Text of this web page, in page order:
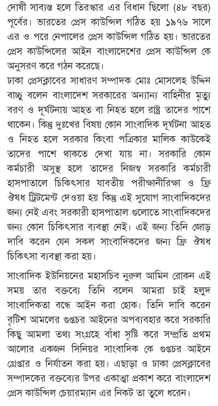
দোষী সাব্যস্ত হলে তিরস্কার এর বিধান ছিলো (৪৮ বছর)
পূর্বের। ভারতের প্রেস কাউন্সিল গঠিত হয় ১৯৭৬ সালে
এর ও পরে নেপালের প্রেস কাউন্সিল গঠিত হয়। ভারতের
প্রেস কাউন্সিলের আইন বাংলাদেশের প্রেস কাউন্সিল কে
অনুসরণ করে গঠন করেছে।
ঢাকা প্রেসক্লাবের সাধারণ সম্পাদক মোঃ মোসলেহ উদ্দিন
বাচ্চু বলেন বাংলাদেশ সরকারের অন্যান্য বাহিনীর মৃত্যু
বরণ ও দূর্ঘটনায় আহত বা নিহত হলে রাষ্ট্র তাদের পাশে
থাকেন। কিন্তু দুঃখের বিষয় কোন সাংবাদিক দূর্ঘটনা আহত
ও নিহত হলে সরকার কিংবা পত্রিকার মালিক কাউকেই
তাদের পাশে থাকতে দেখা যায় না। সরকারি কোন
কর্মচারী অসুস্থ হলে তাদের নিজস্ব সরকারি কর্মচারী
হাসপাতালে চিকিৎসার যাবতীয় পরীক্ষানীরিক্ষা ও ফ্রি
ঔষধ ট্রিটমেন্ট দেওয়া হয় কিন্তু এই সুযোগ সাংবাদিকদের
জন্য নেই এবং সরকারী হাসপাতাল গুলোতে সাংবাদিকদের
জন্য কোন চিকিৎসার ব্যবস্থা নেই। এই জন্য তিনি জোড়
দাবি করেন যেন সকল সাংবাদিকদের জন্য ফ্রি ঔষধ
চিকিৎসা ব্যবস্থা করা হয়।
সাংবাদিক ইউনিয়নের মহাসচিব নুরুল আমিন রোকন এই
সময় তার বক্তব্যে তিনি বলেন আমরা চাই হলুদ
সাংবাদিকতা বন্ধে আইন করা হোক। তিনি দাবি করেন
বৃটিশ আমলের গুপ্তচর আইনের অপব্যবহার করে সরকারি
কিছু আমলা তথ্য সংগ্রহে বাঁধা সৃষ্টি করে সম্প্রতি প্রথম
আলোর একজন সিনিয়র সাংবাদিক কে গুপ্তচর আইনে
গ্রেপ্তার ও নির্যাতন করা হয়। এছাড়া ও ঢাকা প্রেসক্লাবের
সম্পাদকের বক্তব্যের উপর একাত্মা প্রকাশ করে বাংলাদেশ
প্রেস কাউন্সিল চেয়ারম্যান এর নিকট তা তুলে ধরেন।